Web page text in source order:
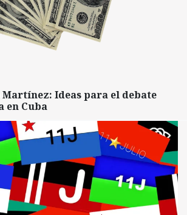
Ideas para el debate
en Cuba